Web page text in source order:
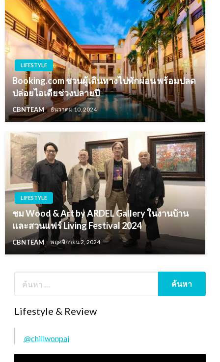
LIFESTYLE
Booking.com ชวนผู้เดินทางไปพักผ่อน พร้อมปลด
ปล่อยไอเดียช่วงปลายปี
CBNTEAM ธันวาคม 10, 2024
LIFESTYLE
ชม Wood & Art by ARDEL Gallery ในงานบ้าน
และสวนแฟร์ Living Festival 2024
CBNTEAM พฤศจิกายน 2, 2024
Lifestyle & Review
@chillwonpai